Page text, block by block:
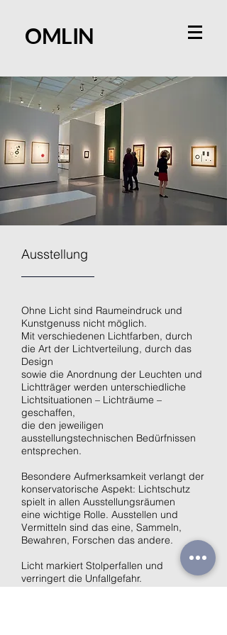
OMLIN
Ausstellung
Ohne Licht sind Raumeindruck und
Kunstgenuss nicht möglich.
Mit verschiedenen Lichtfarben, durch
die Art der Lichtverteilung, durch das
Design
sowie die Anordnung der Leuchten und
Lichtträger werden unterschiedliche
Lichtsituationen – Lichträume –
geschaffen,
die den jeweiligen
ausstellungstechnischen Bedürfnissen
entsprechen.
Besondere Aufmerksamkeit verlangt der
konservatorische Aspekt: Lichtschutz
spielt in allen Ausstellungsräumen
eine wichtige Rolle. Ausstellen und
Vermitteln sind das eine, Sammeln,
Bewahren, Forschen das andere.
Licht markiert Stolperfallen und
verringert die Unfallgefahr.